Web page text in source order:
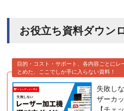
お役立ち資料ダウン
目的・コスト・サポート、各内容ごとにレ
とめた、ここでしか手に入らない資料！
失敗し
ザーカ